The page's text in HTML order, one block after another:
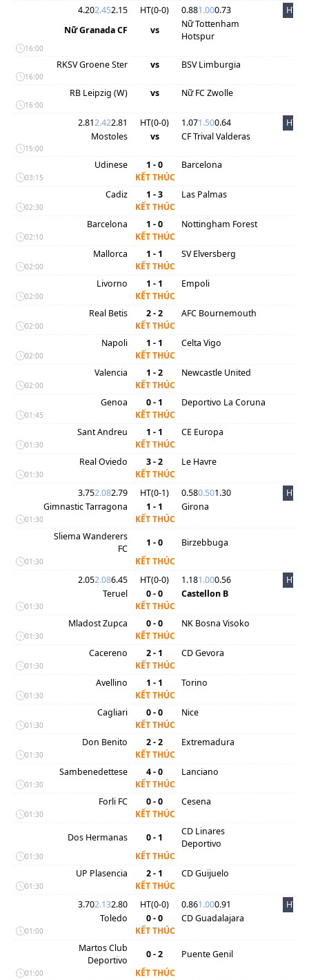
4.202.452.15 HT(0-0) 0.881.000.73
HT
Nữ Granada CF
vs
Nữ Tottenham
Hotspur
16:00
RKSV Groene Ster vs BSV Limburgia
16:00
RB Leipzig (W) vs Nữ FC Zwolle
16:00
2.812.422.81 HT(0-0) 1.071.500.64
HT
Mostoles
vs CF Trival Valderas
15:00
Udinese 1 - 0 Barcelona
03:15
KẾT THÚC
Cadiz
1 - 3 Las Palmas
02:30
KẾT THÚC
Barcelona
1 - 0 Nottingham Forest
02:10
KẾT THÚC
Mallorca
1 - 1 SV Elversberg
02:00
KẾT THÚC
Livorno
1 - 1 Empoli
02:00
KẾT THÚC
Real Betis
2 - 2 AFC Bournemouth
02:00
KẾT THÚC
Napoli
1 - 1 Celta Vigo
02:00
KẾT THÚC
Valencia
1 - 2 Newcastle United
02:00
KẾT THÚC
Genoa
0 - 1 Deportivo La Coruna
01:45
KẾT THÚC
Sant Andreu
1 - 1 CE Europa
01:30
KẾT THÚC
Real Oviedo
3 - 2 Le Havre
01:30
KẾT THÚC
3.752.082.79 HT(0-1) 0.580.501.30
HT
Gimnastic Tarragona
1 - 1 Girona
01:30
KẾT THÚC
Sliema Wanderers
FC
1 - 0 Birzebbuga
01:30
KẾT THÚC
2.052.086.45 HT(0-0) 1.181.000.56
HT
Teruel
0 - 0 Castellon B
01:30
KẾT THÚC
Mladost Zupca
0 - 0 NK Bosna Visoko
01:30
KẾT THÚC
Cacereno
2 - 1 CD Gevora
01:30
KẾT THÚC
Avellino
1 - 1 Torino
01:30
KẾT THÚC
Cagliari
0 - 0 Nice
01:30
KẾT THÚC
Don Benito
2 - 2 Extremadura
01:30
KẾT THÚC
Sambenedettese
4 - 0 Lanciano
01:30
KẾT THÚC
Forli FC
0 - 0 Cesena
01:30
KẾT THÚC
Dos Hermanas
0 - 1
CD Linares
Deportivo
01:30
KẾT THÚC
UP Plasencia
2 - 1 CD Guijuelo
01:30
KẾT THÚC
3.702.132.80 HT(0-0) 0.861.000.91
HT
Toledo
0 - 0 CD Guadalajara
01:00
KẾT THÚC
Martos Club
Deportivo
0 - 2 Puente Genil
01:00
KẾT THÚC